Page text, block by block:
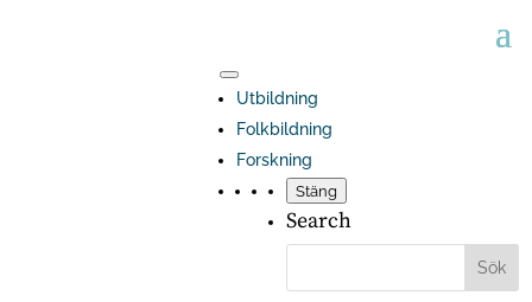
Utbildning
Folkbildning
Forskning
Stäng
Search